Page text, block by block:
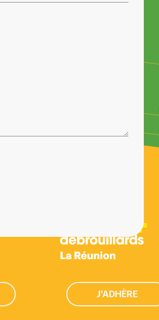
J'ADHÈRE